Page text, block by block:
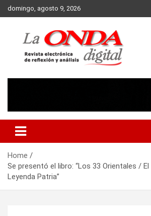
Skip
to
domingo, agosto 9, 2026
Home
Se presentó el libro: “Los 33 Orientales /
Leyenda Patria”